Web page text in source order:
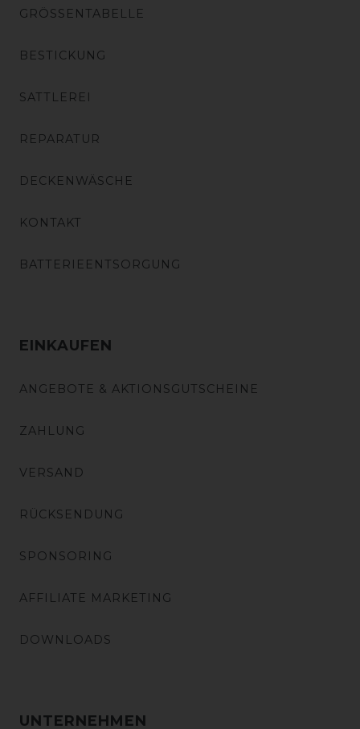
GRÖSSENTABELLE
BESTICKUNG
SATTLEREI
REPARATUR
DECKENWÄSCHE
KONTAKT
BATTERIEENTSORGUNG
EINKAUFEN
ANGEBOTE & AKTIONSGUTSCHEINE
ZAHLUNG
VERSAND
RÜCKSENDUNG
SPONSORING
AFFILIATE MARKETING
DOWNLOADS
UNTERNEHMEN